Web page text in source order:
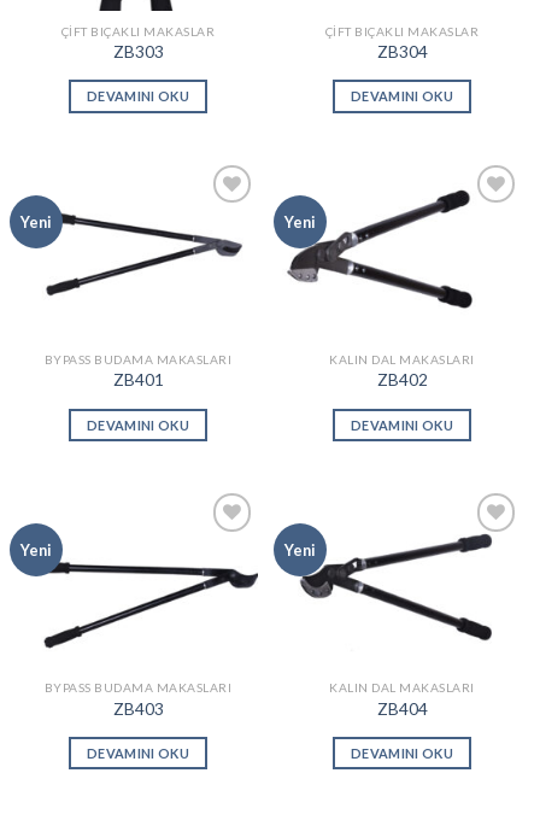
ÇIFT BIÇAKLI MAKASLAR
ZB303
DEVAMINI OKU
ÇIFT BIÇAKLI MAKASLAR
ZB304
DEVAMINI OKU
Yeni
wishlist
BYPASS BUDAMA MAKASLARI
ZB401
DEVAMINI OKU
Yeni
KALIN DAL MAKASLARI
ZB402
DEVAMINI OKU
Yeni
wishlist
BYPASS BUDAMA MAKASLARI
ZB403
DEVAMINI OKU
Yeni
Add to
KALIN DAL MAKASLARI
ZB404
DEVAMINI OKU